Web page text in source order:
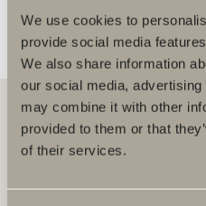
We use cookies to
provide social media
We also share information
our social media,
may combine it with other
provided to them or that
of their services.
Hos oss finner du alt for hele
toaletter.